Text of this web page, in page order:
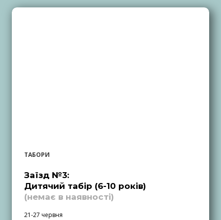
ТАБОРИ
Заїзд №3:
Дитячий табір (6-10 років)
(немає в наявності)
21-27 червня